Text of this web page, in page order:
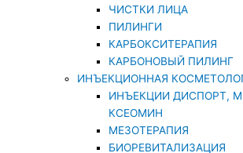
ЧИСТКИ ЛИЦА
ПИЛИНГИ
КАРБОКСИТЕРАПИЯ
КАРБОНОВЫЙ ПИЛИНГ
ИНЪЕКЦИОННАЯ
ИНЪЕКЦИИ ДИСПОРТ,
КСЕОМИН
МЕЗОТЕРАПИЯ
БИОРЕВИТАЛИЗАЦИЯ